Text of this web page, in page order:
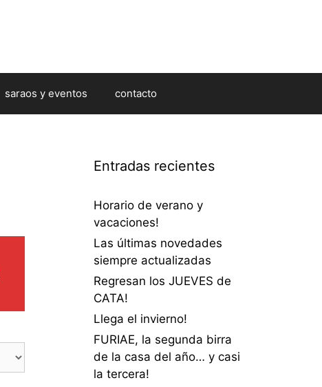
saraos y eventos contacto
Entradas recientes
Horario de verano y
vacaciones!
Las últimas novedades
siempre actualizadas
Regresan los JUEVES de
CATA!
Llega el invierno!
FURIAE, la segunda birra
de la casa del año… y casi
la tercera!